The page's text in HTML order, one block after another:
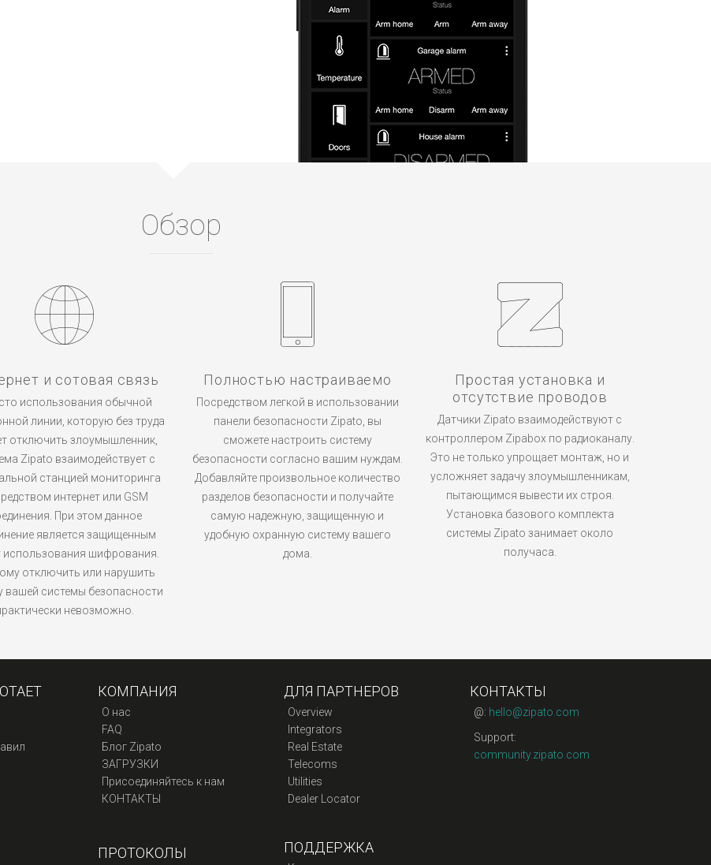
Обзор
и сотовая связь
использования обычной
линии, которую без труда
отключить злоумышленник,
Zipato взаимодействует с
станцией мониторинга
интернет или GSM
При этом данное
является защищенным
использования шифрования.
отключить или нарушить
вашей системы безопасности
невозможно.
Полностью настраиваемо
Посредством легкой в использовании
панели безопасности Zipato, вы
сможете настроить систему
безопасности согласно вашим нуждам.
Добавляйте произвольное количество
разделов безопасности и получайте
самую надежную, защищенную и
удобную охранную систему вашего
дома.
Простая установка и
отсутствие проводов
Датчики Zipato взаимодействуют с
контроллером Zipabox по радиоканалу.
Это не только упрощает монтаж, но и
усложняет задачу злоумышленникам,
пытающимся вывести их строя.
Установка базового комплекта
системы Zipato занимает около
получаса.
КОМПАНИЯ
О нас
FAQ
Блог Zipato
ЗАГРУЗКИ
Присоединяйтесь к нам
КОНТАКТЫ
ПРОТОКОЛЫ
ДЛЯ ПАРТНЕРОВ
Overview
Integrators
Real Estate
Telecoms
Utilities
Dealer Locator
ПОДДЕРЖКА
КОНТАКТЫ
@: hello@zipato.com
Support:
community.zipato.com